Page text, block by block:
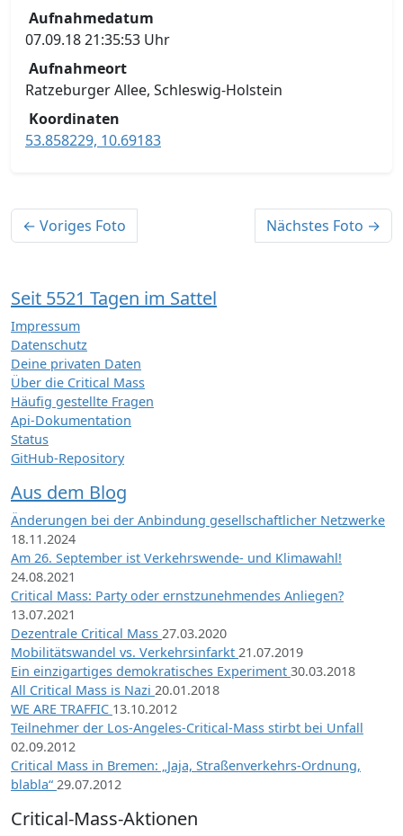
Aufnahmedatum
07.09.18 21:35:53 Uhr
Aufnahmeort
Ratzeburger Allee, Schleswig-Holstein
Koordinaten
53.858229, 10.69183
← Voriges Foto Nächstes Foto →
Seit 5521 Tagen im Sattel
Impressum
Datenschutz
Deine privaten Daten
Über die Critical Mass
Häufig gestellte Fragen
Api-Dokumentation
Status
GitHub-Repository
Aus dem Blog
Änderungen bei der Anbindung gesellschaftlicher Netzwerke
18.11.2024
Am 26. September ist Verkehrswende- und Klimawahl!
24.08.2021
Critical Mass: Party oder ernstzunehmendes Anliegen?
13.07.2021
Dezentrale Critical Mass 27.03.2020
Mobilitätswandel vs. Verkehrsinfarkt 21.07.2019
Ein einzigartiges demokratisches Experiment 30.03.2018
All Critical Mass is Nazi 20.01.2018
WE ARE TRAFFIC 13.10.2012
Teilnehmer der Los-Angeles-Critical-Mass stirbt bei Unfall
02.09.2012
Critical Mass in Bremen: „Jaja, Straßenverkehrs-Ordnung,
blabla“ 29.07.2012
Critical-Mass-Aktionen